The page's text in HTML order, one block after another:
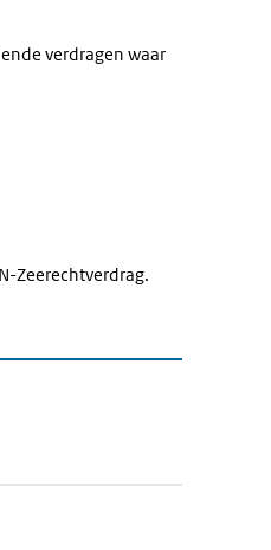
verdragen waar
Zeerechtverdrag.